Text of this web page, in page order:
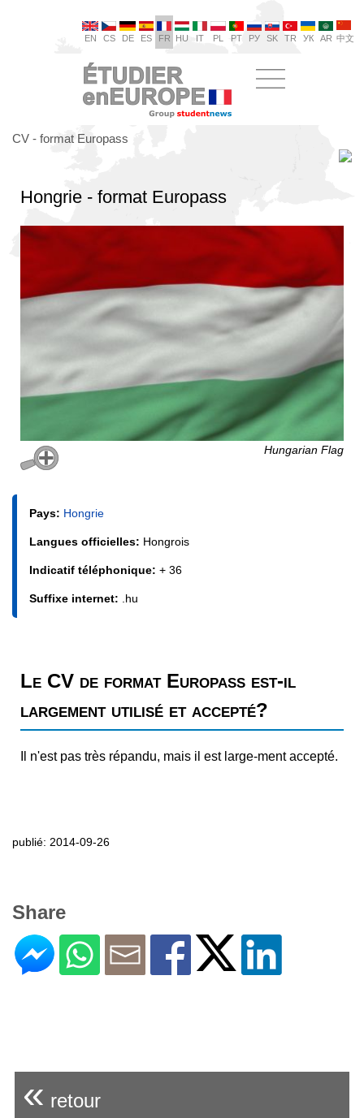
EN CS DE ES FR HU IT PL PT РУ SK TR УК AR 中文
CV - format Europass
Hongrie - format Europass
Hungarian Flag
Pays: Hongrie
Langues officielles: Hongrois
Indicatif téléphonique: + 36
Suffixe internet: .hu
Le CV de format Europass est-il
largement utilisé et accepté?
Il n'est pas très répandu, mais il est large-ment accepté.
publié: 2014-09-26
Share
« retour